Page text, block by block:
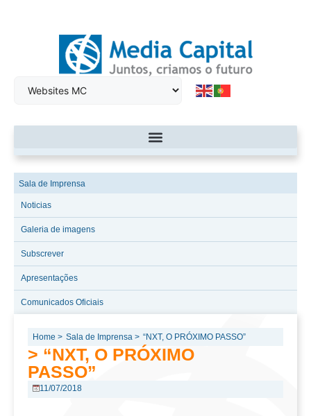
Sala de Imprensa
Noticias
Galeria de imagens
Subscrever
Apresentações
Comunicados Oficiais
Home > Sala de Imprensa > “NXT, O PRÓXIMO PASSO”
> “NXT, O PRÓXIMO
PASSO”
11/07/2018